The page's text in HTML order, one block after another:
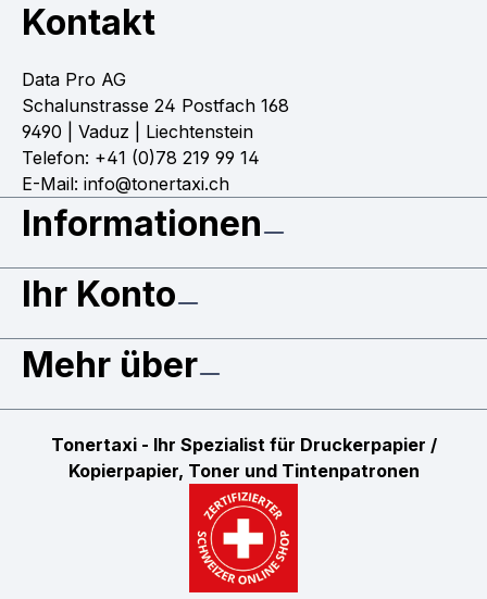
Kontakt
Data Pro AG
Schalunstrasse 24 Postfach 168
9490 | Vaduz | Liechtenstein
Telefon: +41 (0)78 219 99 14
E-Mail: info@tonertaxi.ch
Informationen
Ihr Konto
Mehr über
Tonertaxi - Ihr Spezialist für Druckerpapier /
Kopierpapier, Toner und Tintenpatronen